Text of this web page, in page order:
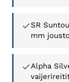
SR
mm
Alpha